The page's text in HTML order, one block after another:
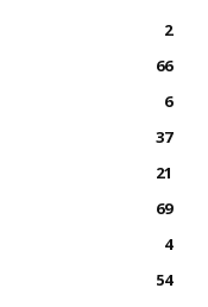
2
66
6
37
21
69
4
54